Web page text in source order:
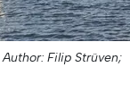
Author: Filip Strüven;